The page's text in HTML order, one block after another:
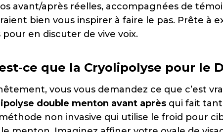
avant/après réelles, accompagnées de
bien vous inspirer à faire le pas. Prête à
pour en discuter de vive voix.
ce que la Cryolipolyse pour le
vous vous demandez ce que c’est
double menton avant après qui fait tant
non invasive qui utilise le froid pour